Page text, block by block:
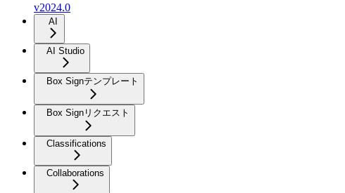
v2024.0
AI
AI Studio
Box Signテンプレート
Box Signリクエスト
Classifications
Collaborations